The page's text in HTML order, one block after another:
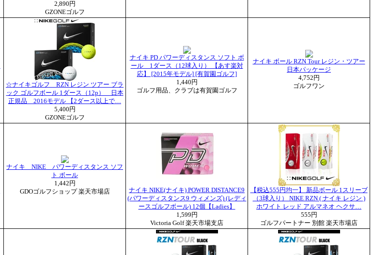
2,890円
GZONEゴルフ
☆ナイキゴルフ RZN レジン ツアー ブラ
ック ゴルフボール 1ダース（12p） 日本
正規品 2016モデル 【2ダース以上で…
5,400円
GZONEゴルフ
ナイキ PD パワーディスタンス ソフト ボ
ール 1ダース（12球入り） 【あす楽対
応】 [2015年モデル] [有賀園ゴルフ]
1,440円
ゴルフ用品、クラブは有賀園ゴルフ
ナイキ ボール RZN Tour レジン・ツアー
日本パッケージ
4,752円
ゴルフワン
ナイキ NIKE パワーディスタンス ソフ
ト ボール
1,442円
GDOゴルフショップ 楽天市場店
ナイキ NIKE(ナイキ) POWER DISTANCE9
(パワーディスタンス9 ウィメンズ) (レディ
ースゴルフボール) 12個【Ladies】
1,599円
Victoria Golf 楽天市場支店
【税込555円均一】 新品ボール 1スリーブ
（3球入り） NIKE RZN ( ナイキ レジン )
ホワイト レッド アルマネオ ヘクサ…
555円
ゴルフパートナー 別館 楽天市場店